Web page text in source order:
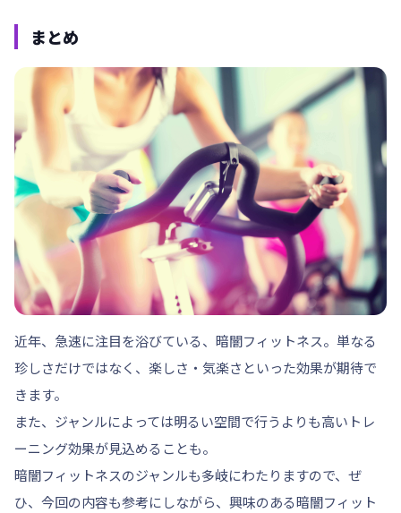
まとめ
近年、急速に注目を浴びている、暗闇フィットネス。単なる
珍しさだけではなく、楽しさ・気楽さといった効果が期待で
きます。
また、ジャンルによっては明るい空間で行うよりも高いトレ
ーニング効果が見込めることも。
暗闇フィットネスのジャンルも多岐にわたりますので、ぜ
ひ、今回の内容も参考にしながら、興味のある暗闇フィット